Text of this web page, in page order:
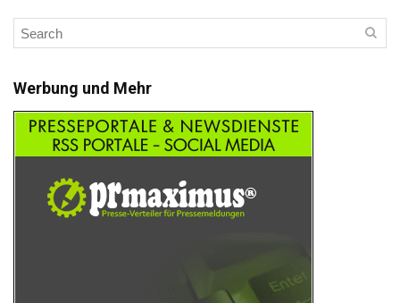
Werbung und Mehr